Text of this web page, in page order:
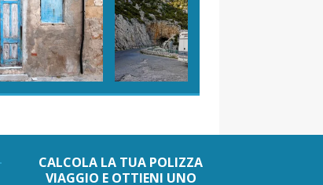
CALCOLA LA TUA POLIZZA
VIAGGIO E OTTIENI UNO